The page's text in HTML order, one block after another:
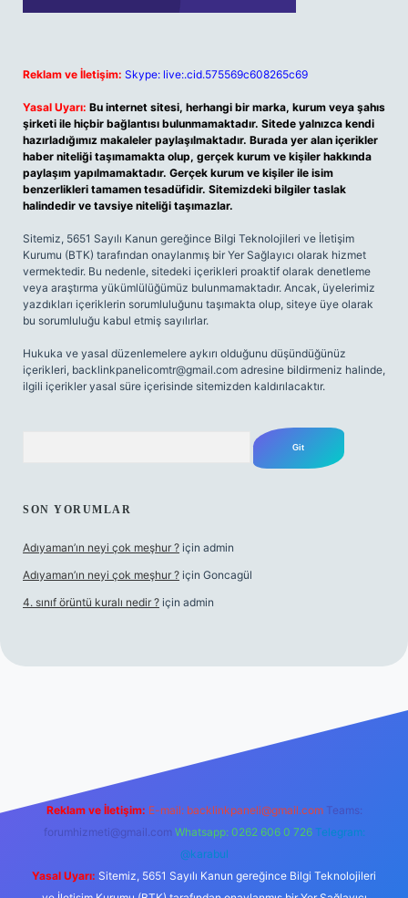
Reklam ve İletişim: Skype: live:.cid.575569c608265c69
Yasal Uyarı: Bu internet sitesi, herhangi bir marka, kurum veya şahıs
şirketi ile hiçbir bağlantısı bulunmamaktadır. Sitede yalnızca kendi
hazırladığımız makaleler paylaşılmaktadır. Burada yer alan içerikler
haber niteliği taşımamakta olup, gerçek kurum ve kişiler hakkında
paylaşım yapılmamaktadır. Gerçek kurum ve kişiler ile isim
benzerlikleri tamamen tesadüfidir. Sitemizdeki bilgiler taslak
halindedir ve tavsiye niteliği taşımazlar.
Sitemiz, 5651 Sayılı Kanun gereğince Bilgi Teknolojileri ve İletişim
Kurumu (BTK) tarafından onaylanmış bir Yer Sağlayıcı olarak hizmet
vermektedir. Bu nedenle, sitedeki içerikleri proaktif olarak denetleme
veya araştırma yükümlülüğümüz bulunmamaktadır. Ancak, üyelerimiz
yazdıkları içeriklerin sorumluluğunu taşımakta olup, siteye üye olarak
bu sorumluluğu kabul etmiş sayılırlar.
Hukuka ve yasal düzenlemelere aykırı olduğunu düşündüğünüz
içerikleri, backlinkpanelicomtr@gmail.com adresine bildirmeniz halinde,
ilgili içerikler yasal süre içerisinde sitemizden kaldırılacaktır.
SON YORUMLAR
Adıyaman’ın neyi çok meşhur ? için admin
Adıyaman’ın neyi çok meşhur ? için Goncagül
4. sınıf örüntü kuralı nedir ? için admin
Reklam ve İletişim: E-mail: backlinkpaneli@gmail.com Teams:
forumhizmeti@gmail.com Whatsapp: 0262 606 0 726 Telegram:
@karabul
Yasal Uyarı: Sitemiz, 5651 Sayılı Kanun gereğince Bilgi Teknolojileri